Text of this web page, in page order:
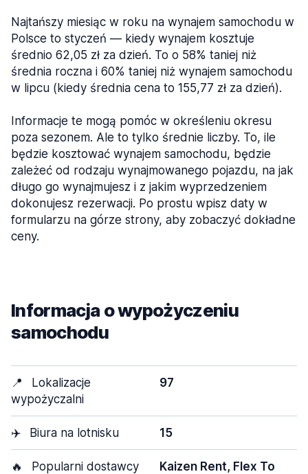
Najtańszy miesiąc w roku na wynajem samochodu w
Polsce to styczeń — kiedy wynajem kosztuje
średnio 62,05 zł za dzień. To o 58% taniej niż
średnia roczna i 60% taniej niż wynajem samochodu
w lipcu (kiedy średnia cena to 155,77 zł za dzień).
Informacje te mogą pomóc w określeniu okresu
poza sezonem. Ale to tylko średnie liczby. To, ile
będzie kosztować wynajem samochodu, będzie
zależeć od rodzaju wynajmowanego pojazdu, na jak
długo go wynajmujesz i z jakim wyprzedzeniem
dokonujesz rezerwacji. Po prostu wpisz daty w
formularzu na górze strony, aby zobaczyć dokładne
ceny.
Informacja o wypożyczeniu
samochodu
📍
Lokalizacje
wypożyczalni
97
✈️ Biura na lotnisku 15
🔥 Popularni dostawcy
Kaizen Rent, Flex To